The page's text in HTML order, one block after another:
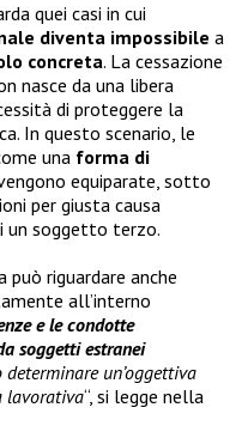
quei casi in cui
diventa impossibile a
concreta. La cessazione
nasce da una libera
di proteggere la
In questo scenario, le
una forma di
equiparate, sotto
per giusta causa
un soggetto terzo.
può riguardare anche
all’interno
e le condotte
soggetti estranei
determinare un’oggettiva
lavorativa“, si legge nella